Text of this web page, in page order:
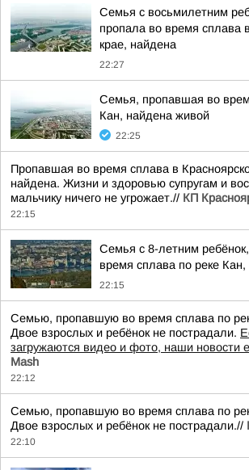
Семья с восьмилетним
пропала во время сплава
крае, найдена
22:27
Семья, пропавшая во
Кан, найдена живой
22:25
Пропавшая во время сплава в
найдена. Жизни и здоровью супругам и
мальчику ничего не угрожает.// КП
22:15
Семья с 8-летним
время сплава по реке Кан,
22:15
Семью, пропавшую во время сплава по
Двое взрослых и ребёнок не пострадали.
загружаются видео и фото, наши новости
Mash
22:12
Семью, пропавшую во время сплава по
Двое взрослых и ребёнок не пострадали.//
22:10